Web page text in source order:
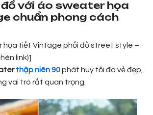
với áo sweater họa
chuẩn phong cách
họa tiết Vintage phối đồ street style –
link)]
thập niên 90phát huy tối đa vẻ đẹp,
vai trò rất quan trọng.